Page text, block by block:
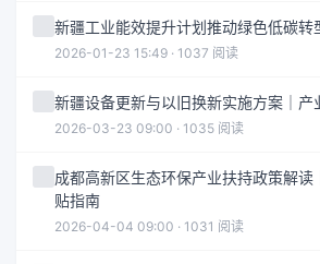
新疆工业能效提升计划推动绿色低碳转
2026-01-23 15:49 · 1037 阅读
新疆设备更新与以旧换新实施方案｜产
2026-03-23 09:00 · 1035 阅读
成都高新区生态环保产业扶持政策解
贴指南
2026-04-04 09:00 · 1031 阅读